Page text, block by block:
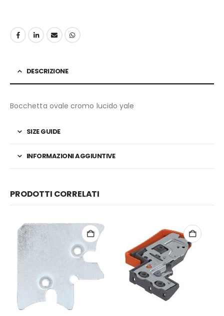
DESCRIZIONE
Bocchetta ovale cromo lucido yale
SIZE GUIDE
INFORMAZIONI AGGIUNTIVE
PRODOTTI CORRELATI